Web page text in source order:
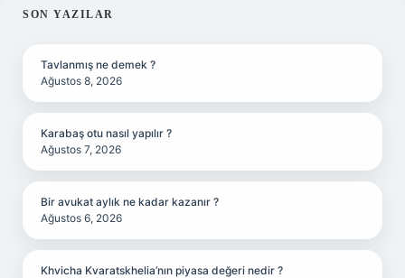
SIDEBAR
SON YAZILAR
Tavlanmış ne demek ?
Ağustos 8, 2026
Karabaş otu nasıl yapılır ?
Ağustos 7, 2026
Bir avukat aylık ne kadar kazanır ?
Ağustos 6, 2026
Khvicha Kvaratskhelia’nın piyasa değeri nedir ?